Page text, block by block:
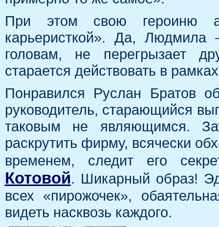
При этом свою героиню
карьеристкой». Да,
головам, не перегрызает
старается действовать в
Понравился Руслан Братов
руководитель, старающийся
таковым не являющимся.
раскрутить фирму, всячески
временем, следит его
Котовой. Шикарный образ!
всех «пирожочек»,
видеть насквозь каждого.